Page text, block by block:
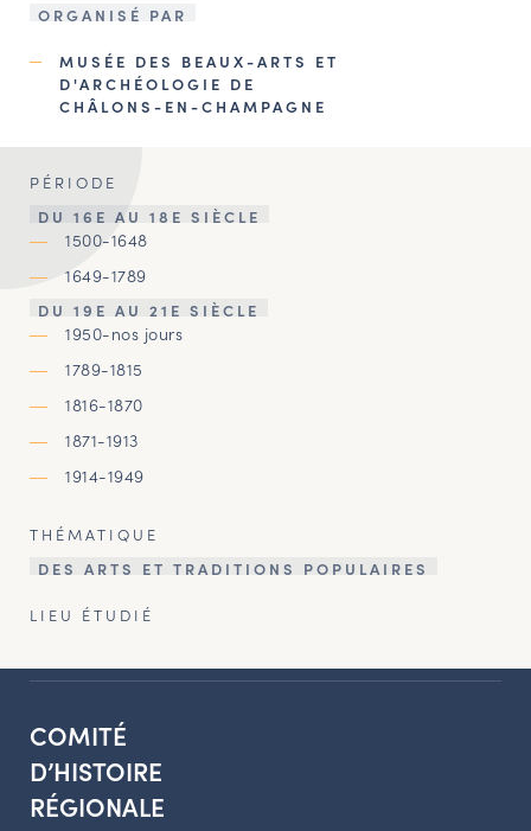
ORGANISÉ PAR
MUSÉE DES BEAUX-ARTS ET
D'ARCHÉOLOGIE DE
CHÂLONS-EN-CHAMPAGNE
PÉRIODE
DU 16E AU 18E SIÈCLE
1500-1648
1649-1789
DU 19E AU 21E SIÈCLE
1950-nos jours
1789-1815
1816-1870
1871-1913
1914-1949
THÉMATIQUE
DES ARTS ET TRADITIONS POPULAIRES
LIEU ÉTUDIÉ
COMITÉ
D’HISTOIRE
RÉGIONALE